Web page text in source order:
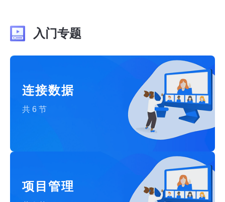
入门专题
连接数据
共6节
项目管理